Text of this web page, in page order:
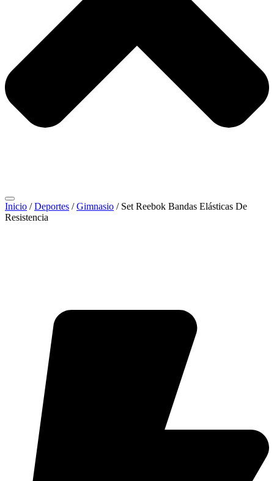
Inicio /Deportes /Gimnasio / Set Reebok Bandas Elásticas De
Resistencia